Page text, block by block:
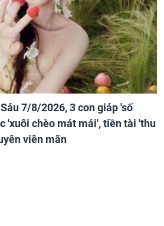
7/8/2026, 3 con giáp 'số
'xuôi chèo mát mái', tiền tài 'thu
viên mãn